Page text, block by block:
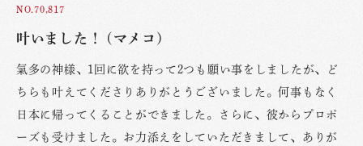
NO.70,817
叶いました！ (マメコ)
氣多の神様、1回に欲を持って2つも願い事をしましたが、ど
ちらも叶えてくださりありがとうございました。何事もなく
日本に帰ってくることができました。さらに、彼からプロポ
ーズも受けました。お力添えをしていただきまして、ありが